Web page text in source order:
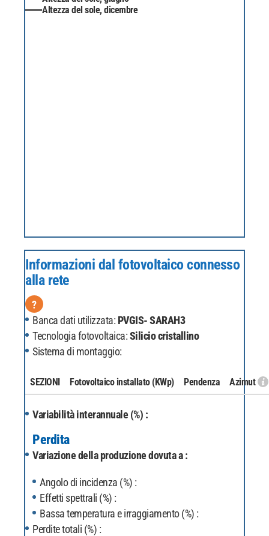
Altezza del sole, dicembre
Informazioni dal fotovoltaico connesso
alla rete
?
Banca dati utilizzata: PVGIS- SARAH3
Tecnologia fotovoltaica:Silicio cristallino
Sistema di montaggio:
SEZIONI Fotovoltaico installato(KWp) Pendenza Azimut
Variabilità interannuale (%) :
Perdita
Variazione della produzione dovuta a :
Angolo di incidenza (%) :
Effetti spettrali (%) :
Bassa temperatura e irraggiamento (%) :
Perdite totali (%) :